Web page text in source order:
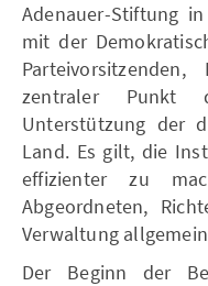
Adenauer-Stiftung
mit der
zentraler Punkt
Unterstützung der
Land. Es gilt, die
effizienter zu
Abgeordneten,
Verwaltung
Der Beginn der